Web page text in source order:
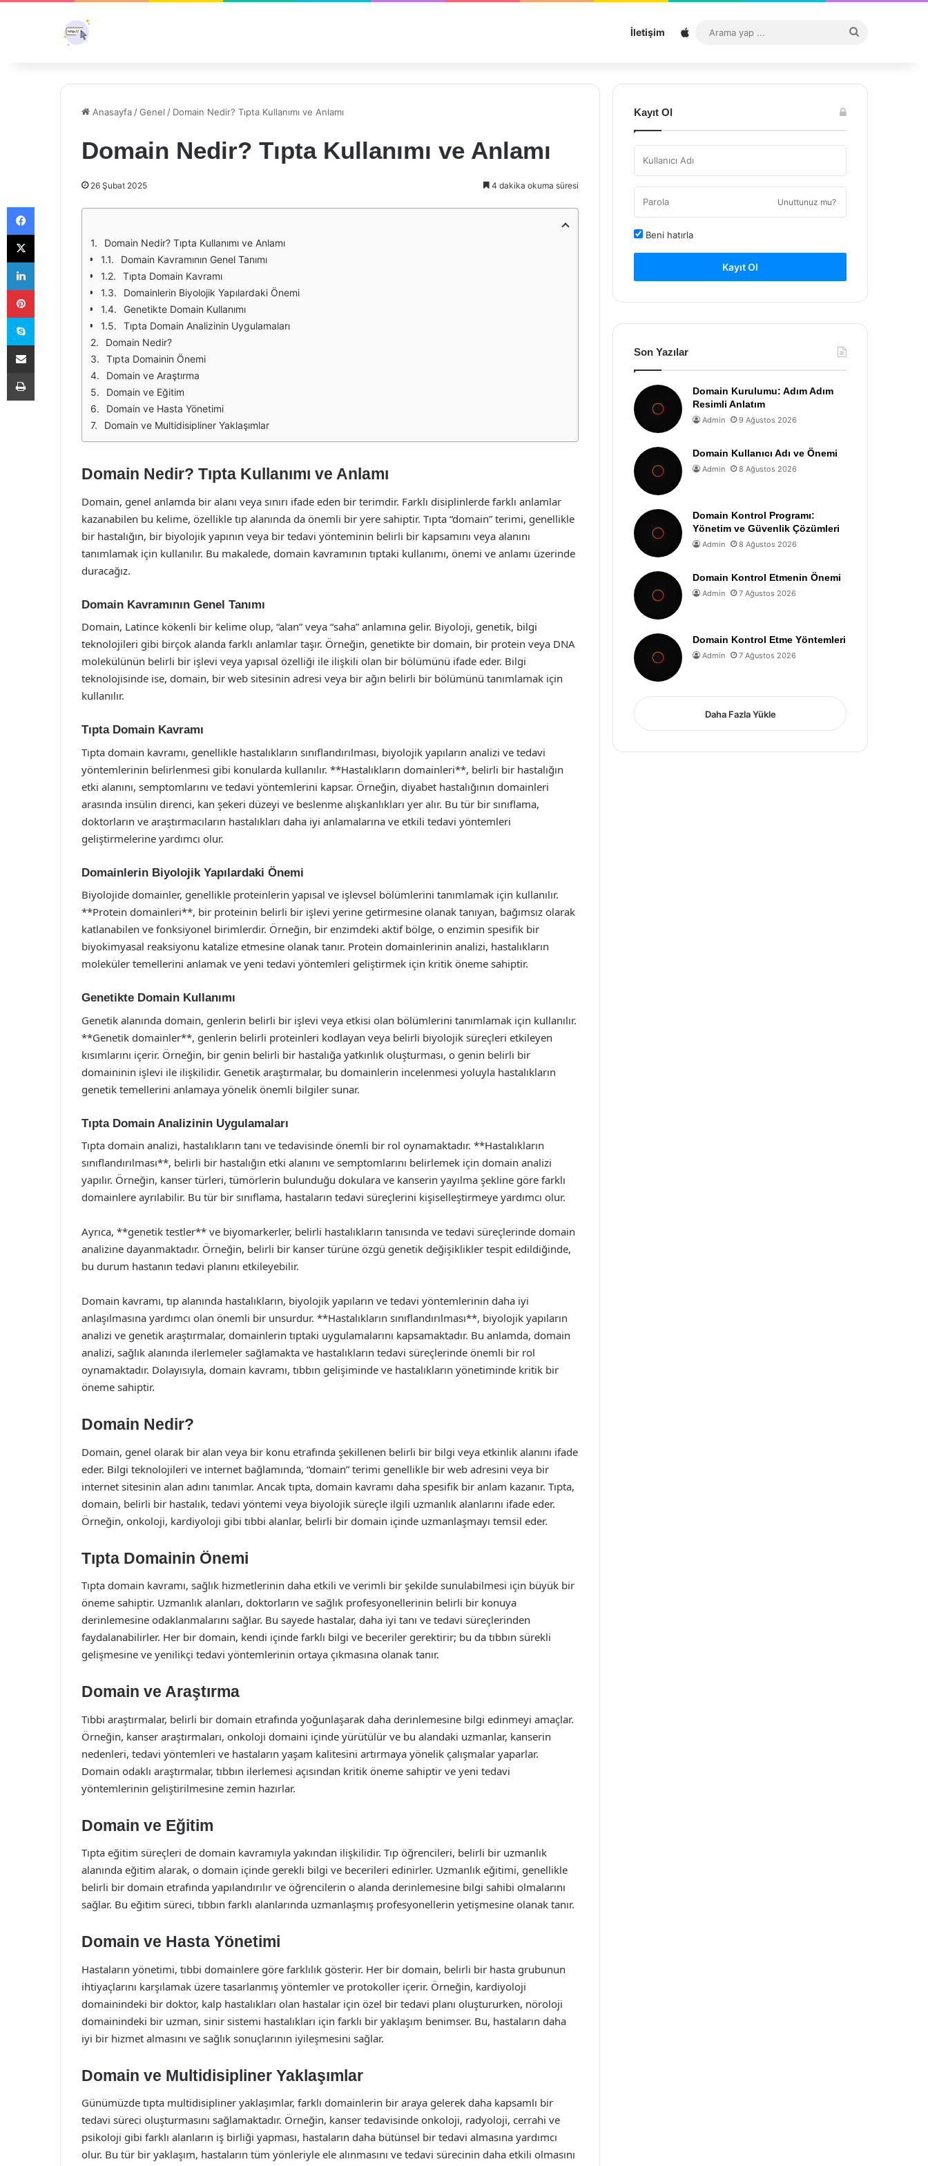
İletişim Sitemap
...
Anasayfa /Genel / Domain Nedir? Tıpta Kullanımı ve Anlamı
Domain Nedir? Tıpta Kullanımı ve Anlamı
26 Şubat 2025 4 dakika okuma süresi
Domain Nedir? Tıpta Kullanımı ve Anlamı
Domain Kavramının Genel Tanımı
Tıpta Domain Kavramı
Domainlerin Biyolojik Yapılardaki Önemi
Genetikte Domain Kullanımı
Tıpta Domain Analizinin Uygulamaları
Domain Nedir?
Tıpta Domainin Önemi
Domain ve Araştırma
Domain ve Eğitim
Domain ve Hasta Yönetimi
Domain ve Multidisipliner Yaklaşımlar
Domain Nedir? Tıpta Kullanımı ve Anlamı
Domain, genel anlamda bir alanı veya sınırı ifade eden bir terimdir. Farklı disiplinlerde farklı anlamlar
kazanabilen bu kelime, özellikle tıp alanında da önemli bir yere sahiptir. Tıpta “domain” terimi, genellikle
bir hastalığın, bir biyolojik yapının veya bir tedavi yönteminin belirli bir kapsamını veya alanını
tanımlamak için kullanılır. Bu makalede, domain kavramının tıptaki kullanımı, önemi ve anlamı üzerinde
duracağız.
Domain Kavramının Genel Tanımı
Domain, Latince kökenli bir kelime olup, “alan” veya “saha” anlamına gelir. Biyoloji, genetik, bilgi
teknolojileri gibi birçok alanda farklı anlamlar taşır. Örneğin, genetikte bir domain, bir protein veya DNA
molekülünün belirli bir işlevi veya yapısal özelliği ile ilişkili olan bir bölümünü ifade eder. Bilgi
teknolojisinde ise, domain, bir web sitesinin adresi veya bir ağın belirli bir bölümünü tanımlamak için
kullanılır.
Tıpta Domain Kavramı
Tıpta domain kavramı, genellikle hastalıkların sınıflandırılması, biyolojik yapıların analizi ve tedavi
yöntemlerinin belirlenmesi gibi konularda kullanılır. **Hastalıkların domainleri**, belirli bir hastalığın
etki alanını, semptomlarını ve tedavi yöntemlerini kapsar. Örneğin, diyabet hastalığının domainleri
arasında insülin direnci, kan şekeri düzeyi ve beslenme alışkanlıkları yer alır. Bu tür bir sınıflama,
doktorların ve araştırmacıların hastalıkları daha iyi anlamalarına ve etkili tedavi yöntemleri
geliştirmelerine yardımcı olur.
Domainlerin Biyolojik Yapılardaki Önemi
Biyolojide domainler, genellikle proteinlerin yapısal ve işlevsel bölümlerini tanımlamak için kullanılır.
**Protein domainleri**, bir proteinin belirli bir işlevi yerine getirmesine olanak tanıyan, bağımsız olarak
katlanabilen ve fonksiyonel birimlerdir. Örneğin, bir enzimdeki aktif bölge, o enzimin spesifik bir
biyokimyasal reaksiyonu katalize etmesine olanak tanır. Protein domainlerinin analizi, hastalıkların
moleküler temellerini anlamak ve yeni tedavi yöntemleri geliştirmek için kritik öneme sahiptir.
Genetikte Domain Kullanımı
Genetik alanında domain, genlerin belirli bir işlevi veya etkisi olan bölümlerini tanımlamak için kullanılır.
**Genetik domainler**, genlerin belirli proteinleri kodlayan veya belirli biyolojik süreçleri etkileyen
kısımlarını içerir. Örneğin, bir genin belirli bir hastalığa yatkınlık oluşturması, o genin belirli bir
domaininin işlevi ile ilişkilidir. Genetik araştırmalar, bu domainlerin incelenmesi yoluyla hastalıkların
genetik temellerini anlamaya yönelik önemli bilgiler sunar.
Tıpta Domain Analizinin Uygulamaları
Tıpta domain analizi, hastalıkların tanı ve tedavisinde önemli bir rol oynamaktadır. **Hastalıkların
sınıflandırılması**, belirli bir hastalığın etki alanını ve semptomlarını belirlemek için domain analizi
yapılır. Örneğin, kanser türleri, tümörlerin bulunduğu dokulara ve kanserin yayılma şekline göre farklı
domainlere ayrılabilir. Bu tür bir sınıflama, hastaların tedavi süreçlerini kişiselleştirmeye yardımcı olur.
Ayrıca, **genetik testler** ve biyomarkerler, belirli hastalıkların tanısında ve tedavi süreçlerinde domain
analizine dayanmaktadır. Örneğin, belirli bir kanser türüne özgü genetik değişiklikler tespit edildiğinde,
bu durum hastanın tedavi planını etkileyebilir.
Domain kavramı, tıp alanında hastalıkların, biyolojik yapıların ve tedavi yöntemlerinin daha iyi
anlaşılmasına yardımcı olan önemli bir unsurdur. **Hastalıkların sınıflandırılması**, biyolojik yapıların
analizi ve genetik araştırmalar, domainlerin tıptaki uygulamalarını kapsamaktadır. Bu anlamda, domain
analizi, sağlık alanında ilerlemeler sağlamakta ve hastalıkların tedavi süreçlerinde önemli bir rol
oynamaktadır. Dolayısıyla, domain kavramı, tıbbın gelişiminde ve hastalıkların yönetiminde kritik bir
öneme sahiptir.
Domain Nedir?
Domain, genel olarak bir alan veya bir konu etrafında şekillenen belirli bir bilgi veya etkinlik alanını ifade
eder. Bilgi teknolojileri ve internet bağlamında, “domain” terimi genellikle bir web adresini veya bir
internet sitesinin alan adını tanımlar. Ancak tıpta, domain kavramı daha spesifik bir anlam kazanır. Tıpta,
domain, belirli bir hastalık, tedavi yöntemi veya biyolojik süreçle ilgili uzmanlık alanlarını ifade eder.
Örneğin, onkoloji, kardiyoloji gibi tıbbi alanlar, belirli bir domain içinde uzmanlaşmayı temsil eder.
Tıpta Domainin Önemi
Tıpta domain kavramı, sağlık hizmetlerinin daha etkili ve verimli bir şekilde sunulabilmesi için büyük bir
öneme sahiptir. Uzmanlık alanları, doktorların ve sağlık profesyonellerinin belirli bir konuya
derinlemesine odaklanmalarını sağlar. Bu sayede hastalar, daha iyi tanı ve tedavi süreçlerinden
faydalanabilirler. Her bir domain, kendi içinde farklı bilgi ve beceriler gerektirir; bu da tıbbın sürekli
gelişmesine ve yenilikçi tedavi yöntemlerinin ortaya çıkmasına olanak tanır.
Domain ve Araştırma
Tıbbi araştırmalar, belirli bir domain etrafında yoğunlaşarak daha derinlemesine bilgi edinmeyi amaçlar.
Örneğin, kanser araştırmaları, onkoloji domaini içinde yürütülür ve bu alandaki uzmanlar, kanserin
nedenleri, tedavi yöntemleri ve hastaların yaşam kalitesini artırmaya yönelik çalışmalar yaparlar.
Domain odaklı araştırmalar, tıbbın ilerlemesi açısından kritik öneme sahiptir ve yeni tedavi
yöntemlerinin geliştirilmesine zemin hazırlar.
Domain ve Eğitim
Tıpta eğitim süreçleri de domain kavramıyla yakından ilişkilidir. Tıp öğrencileri, belirli bir uzmanlık
alanında eğitim alarak, o domain içinde gerekli bilgi ve becerileri edinirler. Uzmanlık eğitimi, genellikle
belirli bir domain etrafında yapılandırılır ve öğrencilerin o alanda derinlemesine bilgi sahibi olmalarını
sağlar. Bu eğitim süreci, tıbbın farklı alanlarında uzmanlaşmış profesyonellerin yetişmesine olanak tanır.
Domain ve Hasta Yönetimi
Hastaların yönetimi, tıbbi domainlere göre farklılık gösterir. Her bir domain, belirli bir hasta grubunun
ihtiyaçlarını karşılamak üzere tasarlanmış yöntemler ve protokoller içerir. Örneğin, kardiyoloji
domainindeki bir doktor, kalp hastalıkları olan hastalar için özel bir tedavi planı oluştururken, nöroloji
domainindeki bir uzman, sinir sistemi hastalıkları için farklı bir yaklaşım benimser. Bu, hastaların daha
iyi bir hizmet almasını ve sağlık sonuçlarının iyileşmesini sağlar.
Domain ve Multidisipliner Yaklaşımlar
Günümüzde tıpta multidisipliner yaklaşımlar, farklı domainlerin bir araya gelerek daha kapsamlı bir
tedavi süreci oluşturmasını sağlamaktadır. Örneğin, kanser tedavisinde onkoloji, radyoloji, cerrahi ve
psikoloji gibi farklı alanların iş birliği yapması, hastaların daha bütünsel bir tedavi almasına yardımcı
olur. Bu tür bir yaklaşım, hastaların tüm yönleriyle ele alınmasını ve tedavi sürecinin daha etkili olmasını
Kayıt Ol
Unuttunuz mu?
Beni hatırla
Kayıt Ol
Son Yazılar
Domain Kurulumu: Adım Adım
Resimli Anlatım
Admin 9 Ağustos 2026
Domain Kullanıcı Adı ve Önemi
Admin 8 Ağustos 2026
Domain Kontrol Programı:
Yönetim ve Güvenlik Çözümleri
Admin 8 Ağustos 2026
Domain Kontrol Etmenin Önemi
Admin 7 Ağustos 2026
Domain Kontrol Etme Yöntemleri
Admin 7 Ağustos 2026
Daha Fazla Yükle
Facebook
X
LinkedIn
Pinterest
Skype
E-Posta ile paylaş